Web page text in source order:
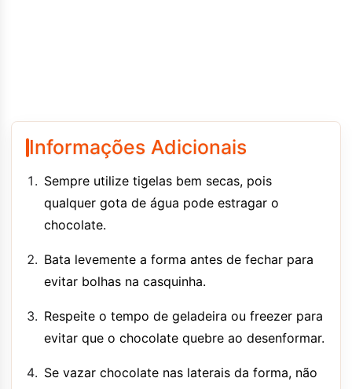
Informações Adicionais
Sempre utilize tigelas bem secas, pois
qualquer gota de água pode estragar o
chocolate.
Bata levemente a forma antes de fechar para
evitar bolhas na casquinha.
Respeite o tempo de geladeira ou freezer para
evitar que o chocolate quebre ao desenformar.
Se vazar chocolate nas laterais da forma, não